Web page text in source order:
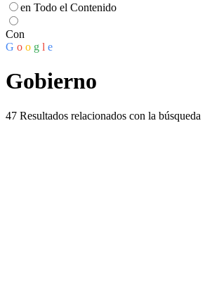
en Todo el Contenido
Con
G o o g l e
Gobierno
47 Resultados relacionados con la búsqueda